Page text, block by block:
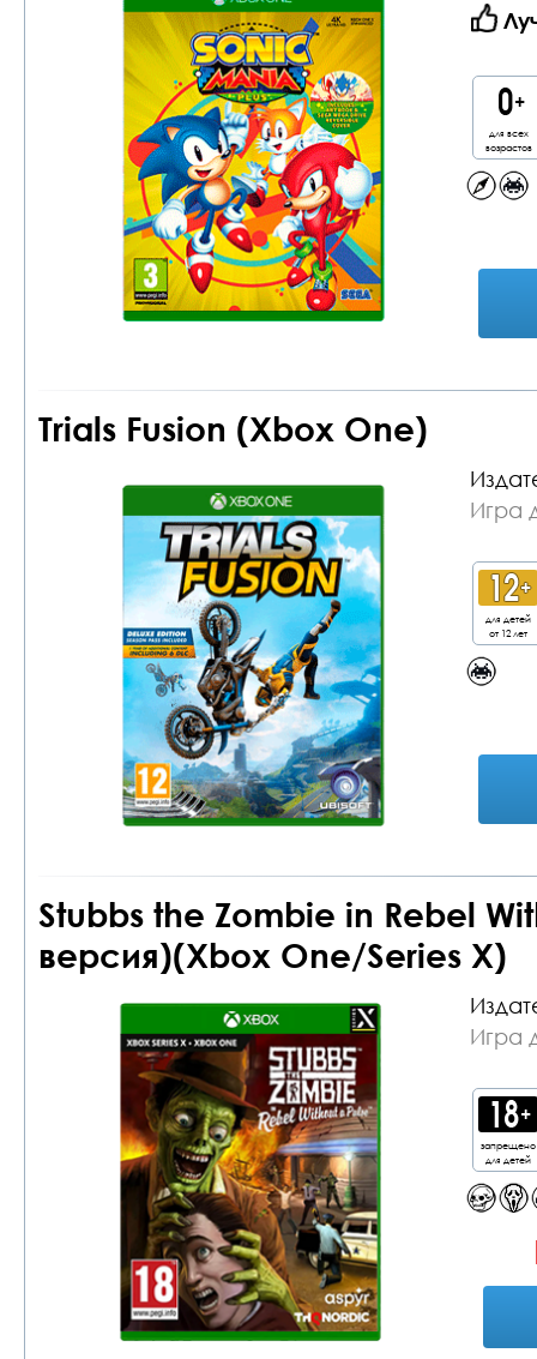
для всех
возрастов
Trials Fusion (Xbox One)
Игра
для детей
от 12 лет
Stubbs the Zombie in Rebel
версия)(Xbox One/Series X)
Игра
запрещено
для детей